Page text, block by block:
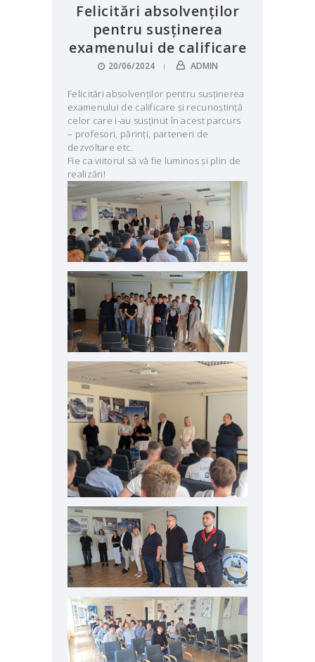
Felicitări absolvenților
pentru susținerea
examenului de calificare
20/06/2024 ADMIN
Felicitări absolvenților pentru susținerea
examenului de calificare și recunoștință
celor care i-au susținut în acest parcurs
– profesori, părinți, parteneri de
dezvoltare etc.
Fie ca viitorul să vă fie luminos și plin de
realizări!